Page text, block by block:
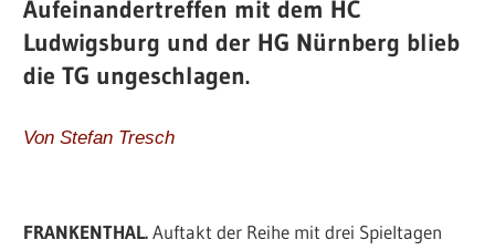
Aufeinandertreffen mit dem HC
Ludwigsburg und der HG Nürnberg blieb
die TG ungeschlagen.
Von Stefan Tresch
FRANKENTHAL.Auftakt der Reihe mit drei Spieltagen